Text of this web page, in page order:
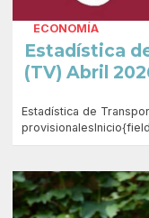
ECONOMÍA
Estadística
(TV) Abril
Estadística de